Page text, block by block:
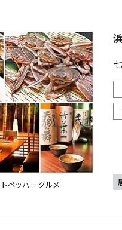
ルメ
ペッパー グルメ